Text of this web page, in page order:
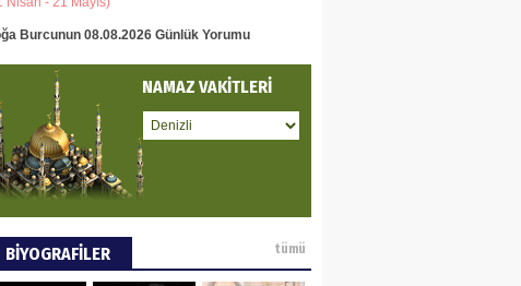
VE DÜNYA
Mustafa Göker
Pay
Burcunun 08.08.2026 Günlük Yorumu
NAMAZ VAKİTLERİ
BİYOGRAFİLER tümü